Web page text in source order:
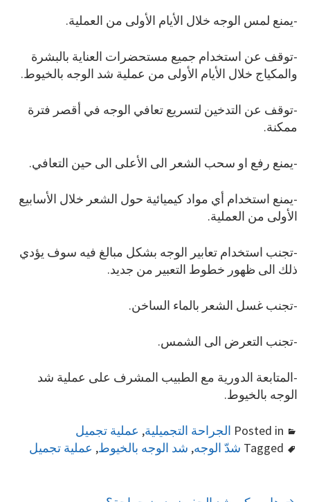
-يمنع لمس الوجه خلال الأيام الأولى من العملية.
-توقف عن استخدام جميع مستحضرات العناية بالبشرة
والمكياج خلال الأيام الأولى من عملية شد الوجه بالخيوط.
-توقف عن التدخين لتسريع تعافي الوجه في أقصر فترة
ممكنة.
-يمنع رفع او سحب الشعر الى الأعلى الى حين التعافي.
-يمنع استخدام أي مواد كيميائية حول الشعر خلال الأسابيع
الأولى من العملية.
-تجنب استخدام تعابير الوجه بشكل مبالغ فيه سوف يؤدي
ذلك الى ظهور خطوط التعبير من جديد.
-تجنب غسل الشعر بالماء الساخن.
-تجنب التعرض الى الشمس.
-المتابعة الدورية مع الطبيب المشرف على عملية شد
الوجه بالخيوط.
Posted in الجراحة التجميلية, عملية تجميل
Tagged شدّ الوجه, شد الوجه بالخيوط, عملية تجميل